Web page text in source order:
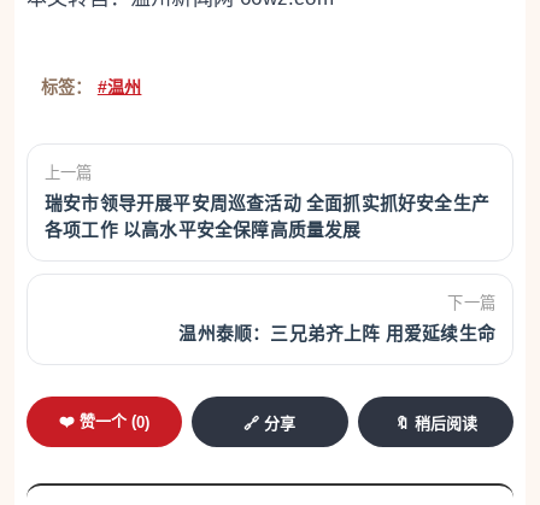
标签： #温州
上一篇
瑞安市领导开展平安周巡查活动 全面抓实抓好安全生产
各项工作 以高水平安全保障高质量发展
下一篇
温州泰顺：三兄弟齐上阵 用爱延续生命
❤️ 赞一个 (0) 🔗 分享 🔖 稍后阅读